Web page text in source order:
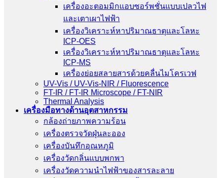
เครื่องอะตอมมิกแอบซอร์พชั่นแบบเปลวไฟ
และเตาเผาไฟฟ้า
เครื่องวิเคราะห์หาปริมาณธาตุและโลหะ
ICP-OES
เครื่องวิเคราะห์หาปริมาณธาตุและโลหะ
ICP-MS
เครื่องย่อยสลายสารด้วยคลื่นไมโครเวฟ
UV-Vis / UV-Vis-NIR / Fluorescence
FT-IR / FT-IR Microscope / FT-NIR
Thermal Analysis
เครื่องมือทางด้านอุตสาหกรรม
กล้องถ่ายภาพความร้อน
เครื่องตรวจวัดฝุ่นละออง
เครื่องบันทึกอุณหภูมิ
เครื่องวัดกลิ่นแบบพกพา
เครื่องวัดความนําไฟฟ้าของสารละลาย